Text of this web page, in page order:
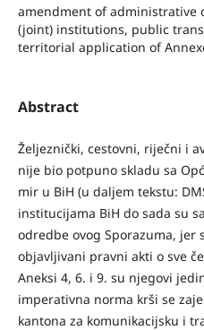
amendment of administrative
(joint) institutions, public
territorial application of
Abstract
Željeznički, cestovni, riječni i
nije bio potpuno skladu sa
mir u BiH (u daljem tekstu:
institucijama BiH do sada su
odredbe ovog Sporazuma, jer
objavljivani pravni akti o sve
Aneksi 4, 6. i 9. su njegovi
imperativna norma krši se
kantona za komunikacijsku i